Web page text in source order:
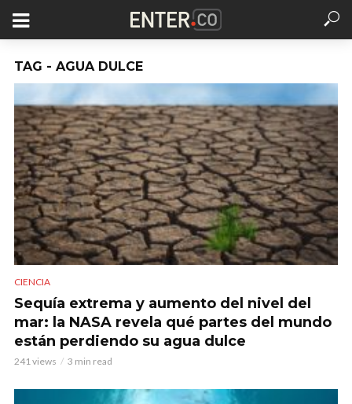
TAG - AGUA DULCE
CIENCIA
Sequía extrema y aumento del nivel del
mar: la NASA revela qué partes del mundo
están perdiendo su agua dulce
241 views 3 min read